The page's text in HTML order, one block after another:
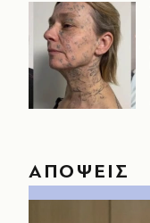
ΑΠΟΨΕΙΣ